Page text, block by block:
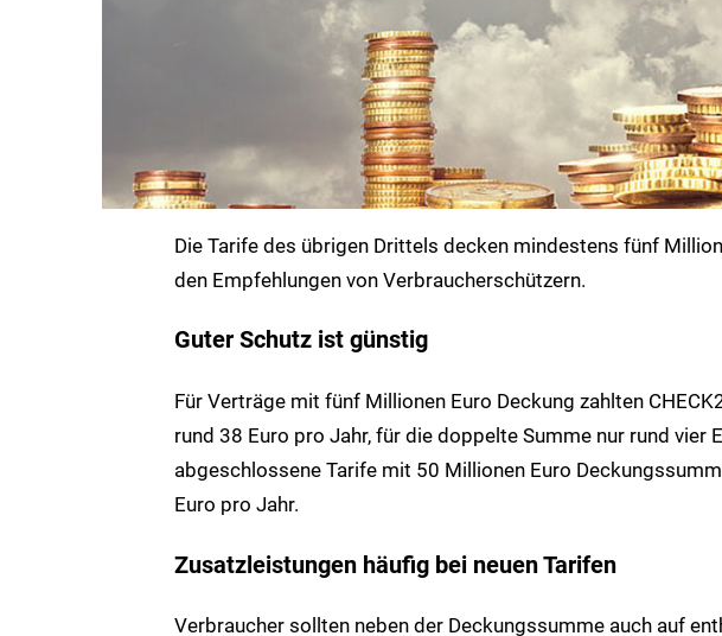
Die Tarife des übrigen Drittels decken mindestens fünf
den Empfehlungen von Verbraucherschützern.
Guter Schutz ist günstig
Für Verträge mit fünf Millionen Euro Deckung zahlten
rund 38 Euro pro Jahr, für die doppelte Summe nur rund vier
abgeschlossene Tarife mit 50 Millionen Euro
Euro pro Jahr.
Zusatzleistungen häufig bei neuen Tarifen
Verbraucher sollten neben der Deckungssumme auch auf